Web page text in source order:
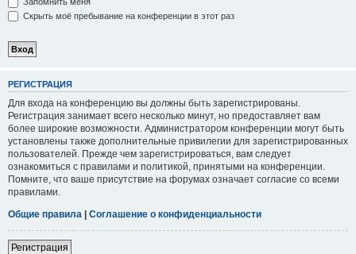
Скрыть моё пребывание на конференции в этот раз
РЕГИСТРАЦИЯ
Для входа на конференцию вы должны быть зарегистрированы.
Регистрация занимает всего несколько минут, но предоставляет вам
более широкие возможности. Администратором конференции могут быть
установлены также дополнительные привилегии для зарегистрированных
пользователей. Прежде чем зарегистрироваться, вам следует
ознакомиться с правилами и политикой, принятыми на конференции.
Помните, что ваше присутствие на форумах означает согласие со всеми
правилами.
Общие правила | Соглашение о конфиденциальности
Регистрация